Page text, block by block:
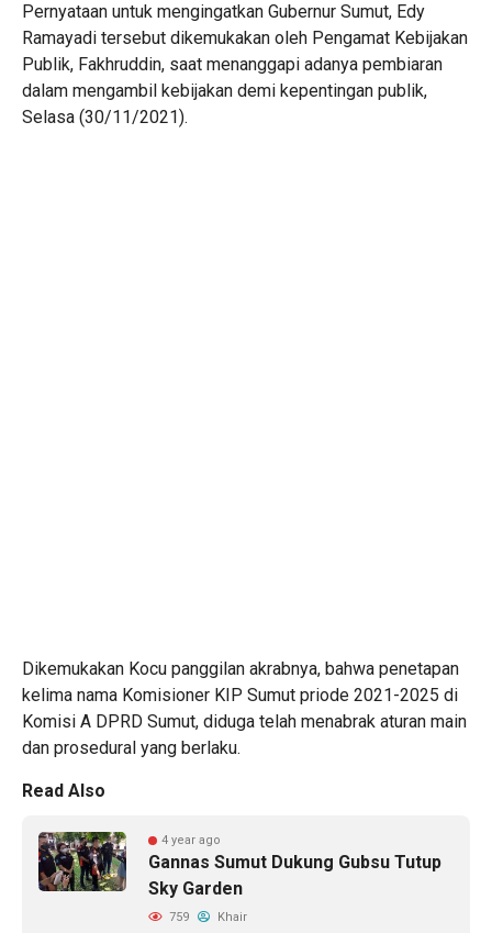
Pernyataan untuk mengingatkan Gubernur Sumut, Edy
Ramayadi tersebut dikemukakan oleh Pengamat Kebijakan
Publik, Fakhruddin, saat menanggapi adanya pembiaran
dalam mengambil kebijakan demi kepentingan publik,
Selasa (30/11/2021).
Dikemukakan Kocu panggilan akrabnya, bahwa penetapan
kelima nama Komisioner KIP Sumut priode 2021-2025 di
Komisi A DPRD Sumut, diduga telah menabrak aturan main
dan prosedural yang berlaku.
Read Also
4 year ago
Gannas Sumut Dukung Gubsu Tutup
Sky Garden
759 Khair